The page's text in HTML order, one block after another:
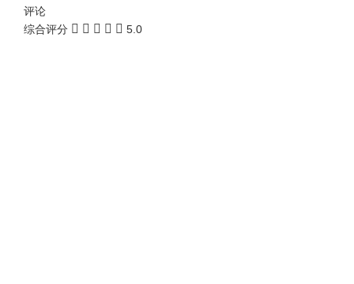
评论
综合评分
5.0